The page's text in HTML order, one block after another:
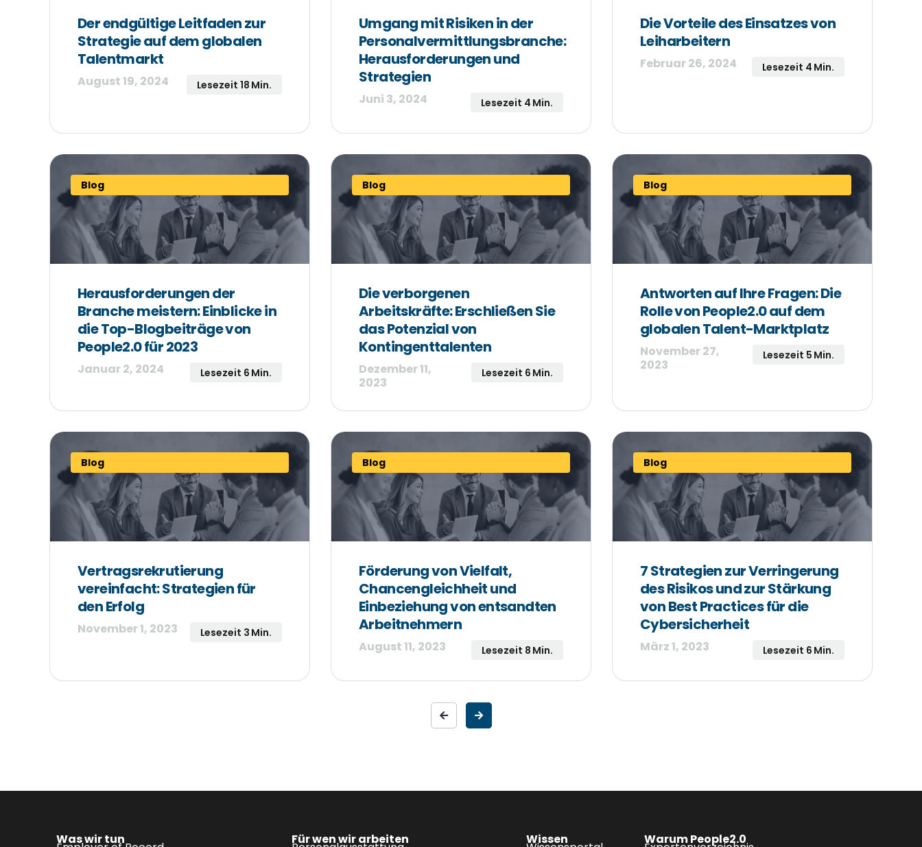
Der endgültige Leitfaden zur
Strategie auf dem globalen
Talentmarkt
August 19, 2024 Lesezeit 18 Min.
Umgang mit Risiken in der
Personalvermittlungsbranche:
Herausforderungen und
Strategien
Juni 3, 2024 Lesezeit 4 Min.
Die Vorteile des Einsatzes von
Leiharbeitern
Februar 26, 2024 Lesezeit 4 Min.
Blog
Herausforderungen der
Branche meistern: Einblicke in
die Top-Blogbeiträge von
People2.0 für 2023
Januar 2, 2024 Lesezeit 6 Min.
Blog
Die verborgenen
Arbeitskräfte: Erschließen Sie
das Potenzial von
Kontingenttalenten
Dezember 11,
2023
Lesezeit 6 Min.
Blog
Antworten auf Ihre Fragen: Die
Rolle von People2.0 auf dem
globalen Talent-Marktplatz
November 27,
2023
Lesezeit 5 Min.
Blog
Vertragsrekrutierung
vereinfacht: Strategien für
den Erfolg
November 1, 2023 Lesezeit 3 Min.
Blog
Förderung von Vielfalt,
Chancengleichheit und
Einbeziehung von entsandten
Arbeitnehmern
August 11, 2023 Lesezeit 8 Min.
Blog
7 Strategien zur Verringerung
des Risikos und zur Stärkung
von Best Practices für die
Cybersicherheit
März 1, 2023 Lesezeit 6 Min.
Was wir tun Für wen wir arbeiten Wissen Warum People2.0